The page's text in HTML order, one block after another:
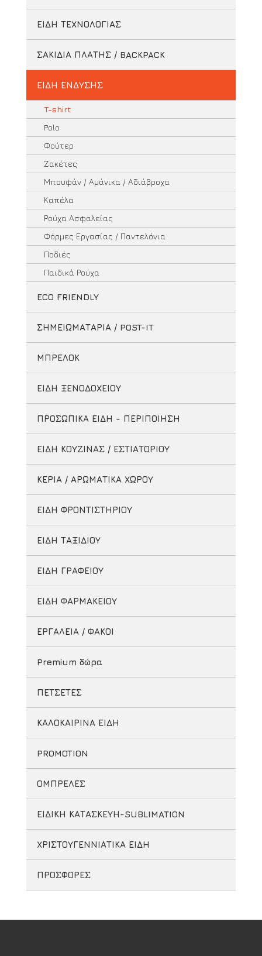
ΕΙΔΗ ΤΕΧΝΟΛΟΓΙΑΣ
ΣΑΚΙΔΙΑ ΠΛΑΤΗΣ / BACKPACK
ΕΙΔΗ ΕΝΔΥΣΗΣ
T-shirt
Polo
Φούτερ
Ζακέτες
Μπουφάν / Αμάνικα / Αδιάβροχα
Καπέλα
Ρούχα Ασφαλείας
Φόρμες Εργασίας / Παντελόνια
Ποδιές
Παιδικά Ρούχα
ECO FRIENDLY
ΣΗΜΕΙΩΜΑΤΑΡΙΑ / POST-IT
ΜΠΡΕΛΟΚ
ΕΙΔΗ ΞΕΝΟΔΟΧΕΙΟΥ
ΠΡΟΣΩΠΙΚΑ ΕΙΔΗ - ΠΕΡΙΠΟΙΗΣΗ
ΕΙΔΗ ΚΟΥΖΙΝΑΣ / ΕΣΤΙΑΤΟΡΙΟΥ
ΚΕΡΙΑ / ΑΡΩΜΑΤΙΚΑ ΧΩΡΟΥ
ΕΙΔΗ ΦΡΟΝΤΙΣΤΗΡΙΟΥ
ΕΙΔΗ ΤΑΞΙΔΙΟΥ
ΕΙΔΗ ΓΡΑΦΕΙΟΥ
ΕΙΔΗ ΦΑΡΜΑΚΕΙΟΥ
ΕΡΓΑΛΕΙΑ / ΦΑΚΟΙ
Premium δώρα
ΠΕΤΣΕΤΕΣ
ΚΑΛΟΚΑΙΡΙΝΑ ΕΙΔΗ
PROMOTION
ΟΜΠΡΕΛΕΣ
ΕΙΔΙΚΗ ΚΑΤΑΣΚΕΥΗ-SUBLIMATION
ΧΡΙΣΤΟΥΓΕΝΝΙΑΤΙΚΑ ΕΙΔΗ
ΠΡΟΣΦΟΡΕΣ